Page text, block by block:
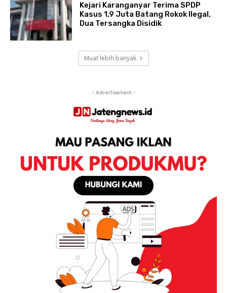
Kejari Karanganyar Terima SPDP
Kasus 1,9 Juta Batang Rokok Ilegal,
Dua Tersangka Disidik
Muat lebih banyak
- Advertisement -